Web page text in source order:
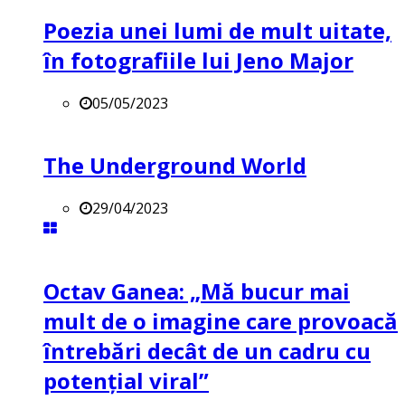
Poezia unei lumi de mult uitate,
în fotografiile lui Jeno Major
05/05/2023
The Underground World
29/04/2023
Octav Ganea: „Mă bucur mai
mult de o imagine care provoacă
întrebări decât de un cadru cu
potenţial viral”